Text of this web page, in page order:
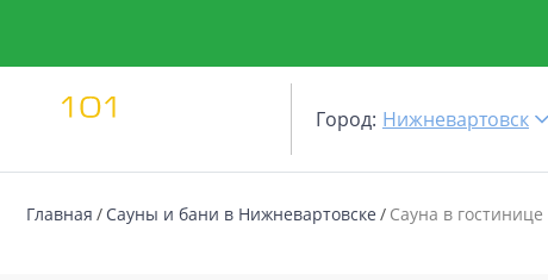
Город: Нижневартовск
Главная Сауны и бани в Нижневартовске Сауна в гостинице